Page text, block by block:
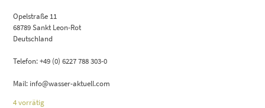
Opelstraße 11
68789 Sankt Leon-Rot
Deutschland
Telefon: +49 (0) 6227 788 303-0
Mail: info@wasser-aktuell.com
4 vorrätig